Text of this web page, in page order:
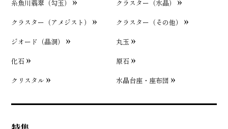
糸魚川翡翠（勾玉）
クラスター（水晶）
クラスター（アメジスト）
クラスター（その他）
ジオード（晶洞）
丸玉
化石
原石
クリスタル
水晶台座・座布団